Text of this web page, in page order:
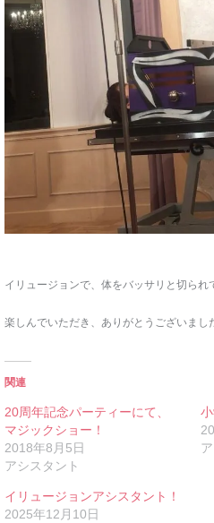
イリュージョンで、体をバッサリと切ら
楽しんでいただき、ありがとうございまし
関連
20周年記念パーティーにて、
マジックショー！
2018年8月5日
アシスタント
イリュージョンアシスタント！
2025年12月10日